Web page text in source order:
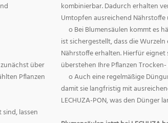
über
Pflanzen
lassen
kombinierbar. Dadurch erhalten
Umtopfen ausreichend
o Bei Blumensäulen kommt es
ist sichergestellt, dass die
Nährstoffe erhalten. Hierfür eignet
überstehen Ihre Pflanzen
o Auch eine regelmäßige
damit sie langfristig mit
LECHUZA-PON, was den Dünger